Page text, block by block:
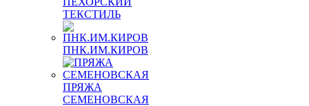
ТЕКСТИЛЬ
ПНК.ИМ.КИРОВ
ПРЯЖА
СЕМЕНОВСКАЯ